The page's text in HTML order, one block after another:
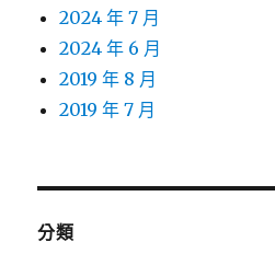
2024 年 7 月
2024 年 6 月
2019 年 8 月
2019 年 7 月
分類